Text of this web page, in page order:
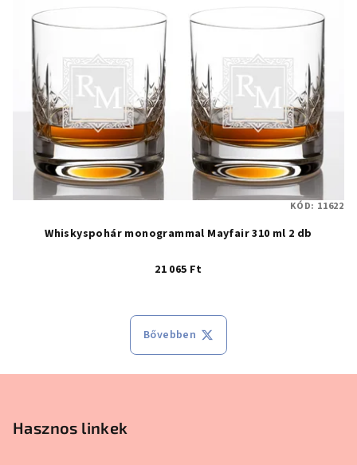
Whiskyspohár monogrammal Mayfair 310 ml 2 db
21 065 Ft
Bővebben
KÓD: 11622
Hasznos linkek